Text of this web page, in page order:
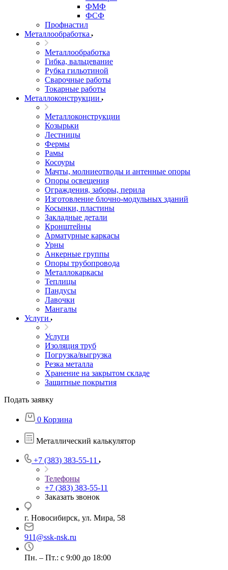
ФМФ
ФСФ
Профнастил
Металлообработка
Металлообработка
Гибка, вальцевание
Рубка гильотиной
Сварочные работы
Токарные работы
Металлоконструкции
Металлоконструкции
Козырьки
Лестницы
Фермы
Рамы
Косоуры
Мачты, молниеотводы и антенные опоры
Опоры освещения
Ограждения, заборы, перила
Изготовление блочно-модульных зданий
Косынки, пластины
Закладные детали
Кронштейны
Арматурные каркасы
Урны
Анкерные группы
Опоры трубопровода
Металлокаркасы
Теплицы
Пандусы
Лавочки
Мангалы
Услуги
Услуги
Изоляция труб
Погрузка/выгрузка
Резка металла
Хранение на закрытом складе
Защитные покрытия
Подать заявку
0 Корзина
Металлический калькулятор
+7 (383) 383-55-11
Телефоны
+7 (383) 383-55-11
Заказать звонок
г. Новосибирск, ул. Мира, 58
911@ssk-nsk.ru
Пн. – Пт.: с 9:00 до 18:00